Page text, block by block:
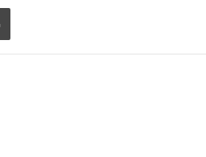
Imprimir